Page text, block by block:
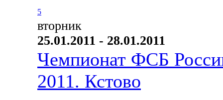
5
вторник
25.01.2011 - 28.01.2011
Чемпионат ФСБ
2011. Кстово